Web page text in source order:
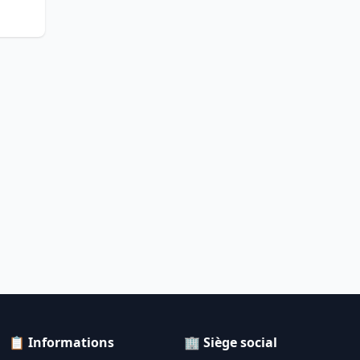
📋 Informations 🏢 Siège social